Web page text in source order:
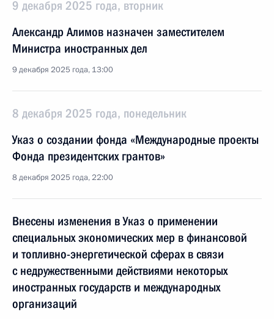
9 декабря 2025 года, вторник
Александр Алимов назначен заместителем
Министра иностранных дел
9 декабря 2025 года, 13:00
8 декабря 2025 года, понедельник
Указ о создании фонда «Международные проекты
Фонда президентских грантов»
8 декабря 2025 года, 22:00
Внесены изменения в Указ о применении
специальных экономических мер в финансовой
и топливно-энергетической сферах в связи
с недружественными действиями некоторых
иностранных государств и международных
организаций